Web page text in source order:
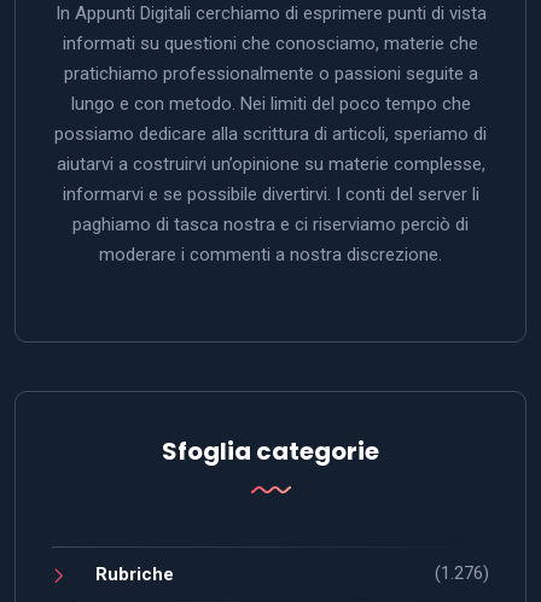
In Appunti Digitali cerchiamo di esprimere punti di vista
informati su questioni che conosciamo, materie che
pratichiamo professionalmente o passioni seguite a
lungo e con metodo. Nei limiti del poco tempo che
possiamo dedicare alla scrittura di articoli, speriamo di
aiutarvi a costruirvi un’opinione su materie complesse,
informarvi e se possibile divertirvi. I conti del server li
paghiamo di tasca nostra e ci riserviamo perciò di
moderare i commenti a nostra discrezione.
Sfoglia categorie
Rubriche (1.276)